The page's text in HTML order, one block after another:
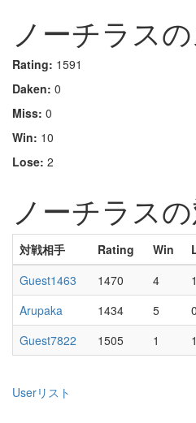
ノーチラス
Rating: 1591
Daken: 0
Miss: 0
Win: 10
Lose: 2
ノーチラス
対戦相手 Rating Win
Guest1463
1470 4 1
Arupaka
1434 5 0
Guest7822
1505 1 1
Userリスト